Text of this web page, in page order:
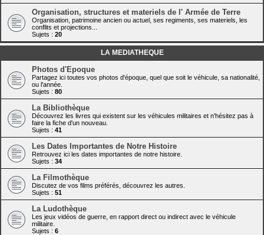
Organisation, structures et materiels de l' Armée de Terre
Organisation, patrimoine ancien ou actuel, ses regiments, ses materiels, les
conflits et projections...
Sujets : 20
LA MEDIATHEQUE
Photos d'Epoque
Partagez ici toutes vos photos d'époque, quel que soit le véhicule, sa nationalité,
ou l'année.
Sujets : 80
La Bibliothèque
Découvrez les livres qui existent sur les véhicules militaires et n'hésitez pas à
faire la fiche d'un nouveau.
Sujets : 41
Les Dates Importantes de Notre Histoire
Retrouvez ici les dates importantes de notre histoire.
Sujets : 34
La Filmothèque
Discutez de vos films préférés, découvrez les autres.
Sujets : 51
La Ludothèque
Les jeux vidéos de guerre, en rapport direct ou indirect avec le véhicule
militaire.
Sujets : 6